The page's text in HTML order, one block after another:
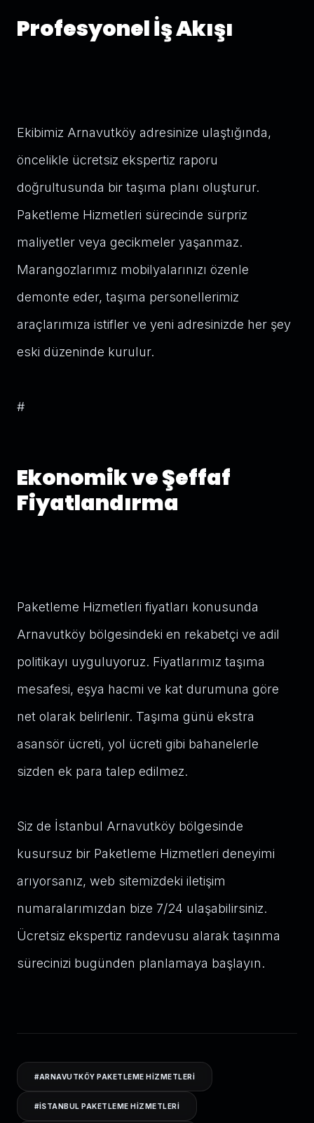
Profesyonel İş Akışı
Ekibimiz Arnavutköy adresinize ulaştığında,
öncelikle ücretsiz ekspertiz raporu
doğrultusunda bir taşıma planı oluşturur.
Paketleme Hizmetleri sürecinde sürpriz
maliyetler veya gecikmeler yaşanmaz.
Marangozlarımız mobilyalarınızı özenle
demonte eder, taşıma personellerimiz
araçlarımıza istifler ve yeni adresinizde her şey
eski düzeninde kurulur.
#
Ekonomik ve Şeffaf
Fiyatlandırma
Paketleme Hizmetleri fiyatları konusunda
Arnavutköy bölgesindeki en rekabetçi ve adil
politikayı uyguluyoruz. Fiyatlarımız taşıma
mesafesi, eşya hacmi ve kat durumuna göre
net olarak belirlenir. Taşıma günü ekstra
asansör ücreti, yol ücreti gibi bahanelerle
sizden ek para talep edilmez.
Siz de İstanbul Arnavutköy bölgesinde
kusursuz bir Paketleme Hizmetleri deneyimi
arıyorsanız, web sitemizdeki iletişim
numaralarımızdan bize 7/24 ulaşabilirsiniz.
Ücretsiz ekspertiz randevusu alarak taşınma
sürecinizi bugünden planlamaya başlayın.
#ARNAVUTKÖY PAKETLEME HIZMETLERI
#ISTANBUL PAKETLEME HIZMETLERI